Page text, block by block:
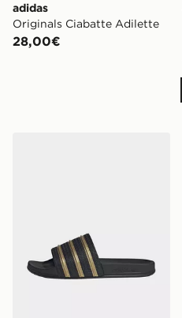
adidas
Originals Ciabatte Adilette
28,00€